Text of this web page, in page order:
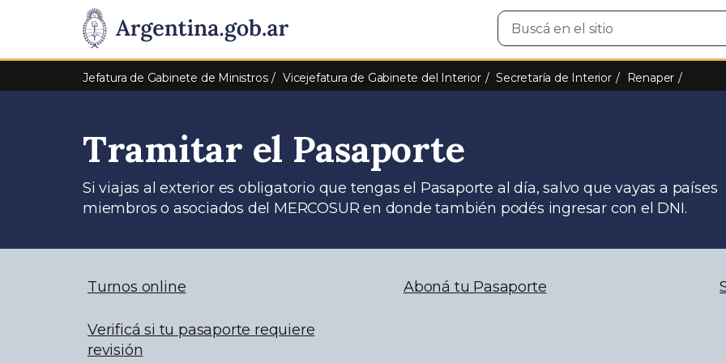
Presidencia
de
Pasar al contenido principal
Buscar
en
sitio
Jefatura de Gabinete de Ministros Vicejefatura de Gabinete del Interior Secretaría de Interior Renaper
Tramitar el Pasaporte
Si viajas al exterior es obligatorio que tengas el Pasaporte al día, salvo que vayas a países
miembros o asociados del MERCOSUR en donde también podés ingresar con el DNI.
Turnos online Aboná tu Pasaporte
Verificá si tu pasaporte requiere
revisión